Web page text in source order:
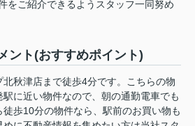
をご紹介できるようスタッフ一同努め
ント(おすすめポイント)
秋津店まで徒歩4分です。こちらの物
に近い物件なので、朝の通勤電車でも
歩10分の物件なら、駅前のお買い物も